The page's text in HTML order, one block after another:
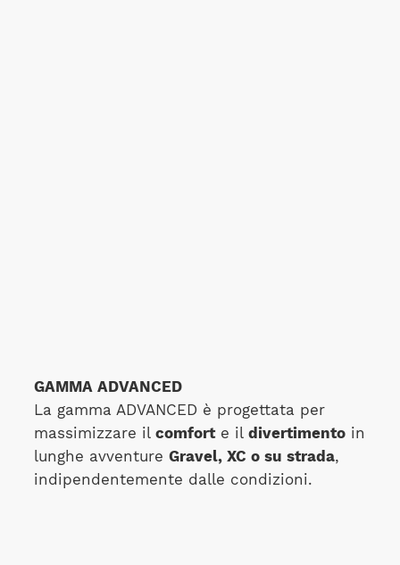
GAMMA ADVANCED
La gamma ADVANCED è progettata per
massimizzare il comforte il divertimentoin
lunghe avventure Gravel, XC o su strada,
indipendentemente dalle condizioni.